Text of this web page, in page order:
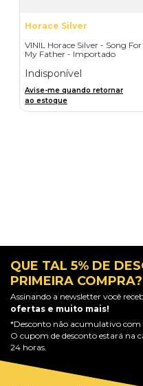
Horace Silver
VINIL Horace Silver - Song For
My Father - Importado
Indisponível
Avise-me quando retornar
ao estoque
QUE TAL 5% DE
PRIMEIRA COMPRA?
Assinando a newsletter você
ofertas e muito mais!
*Desconto não acumulativo com
O cupom de desconto estará na
24 horas.